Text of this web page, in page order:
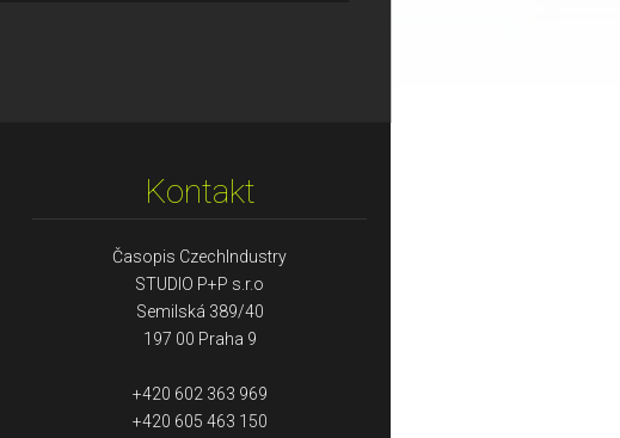
Kontakt
Časopis CzechIndustry
STUDIO P+P s.r.o
Semilská 389/40
197 00 Praha 9
+420 602 363 969
+420 605 463 150